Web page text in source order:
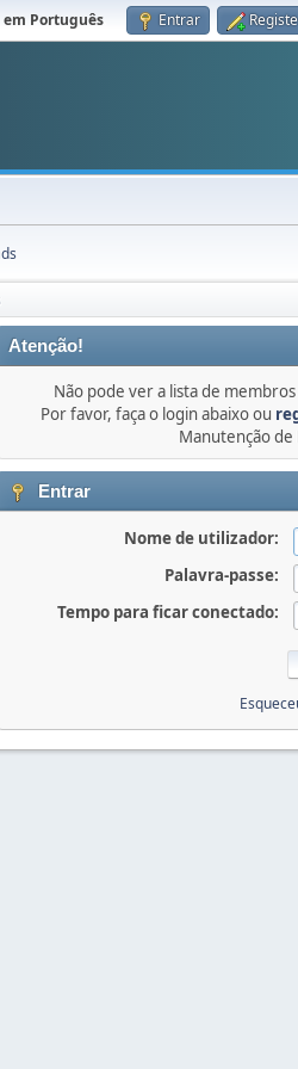
em Português Entrar
Atenção!
Não pode ver a lista de
Por favor, faça o login abaixo ou
Manutenção
Entrar
Nome de utilizador:
Palavra-passe:
Tempo para ficar conectado: